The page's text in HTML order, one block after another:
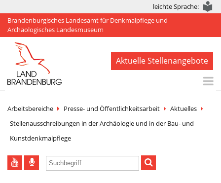
leichte Sprache:
Brandenburgisches Landesamt für Denkmalpflege und
Archäologisches Landesmuseum
Aktuelle Stellenangebote
Aktuelles
BLDAM
Arbeitsbereiche
Arbeitsbereiche Presse- und Öffentlichkeitsarbeit
Aktuelles
Stellenausschreibungen in der Archäologie und in der Bau- und
Kunstdenkmalpflege